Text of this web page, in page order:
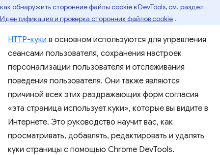
как обнаружить сторонние файлы cookie в DevTools, см. раздел
Идентификация и проверка сторонних файлов cookie .
HTTP-куки в основном используются для управления
сеансами пользователя, сохранения настроек
персонализации пользователя и отслеживания
поведения пользователя. Они также являются
причиной всех этих раздражающих форм согласия
«эта страница использует куки», которые вы видите в
Интернете. Это руководство научит вас, как
просматривать, добавлять, редактировать и удалять
куки страницы с помощью Chrome DevTools.